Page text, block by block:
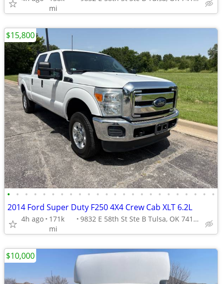
mi
• • • • • • • • • • • • • • • • • • • • • • • •
2014 Ford Super Duty F250 4X4 Crew Cab XLT 6.2L
4h ago
171k
mi
9832 E 58th St Ste B Tulsa, OK 74146
$15,800
$10,000